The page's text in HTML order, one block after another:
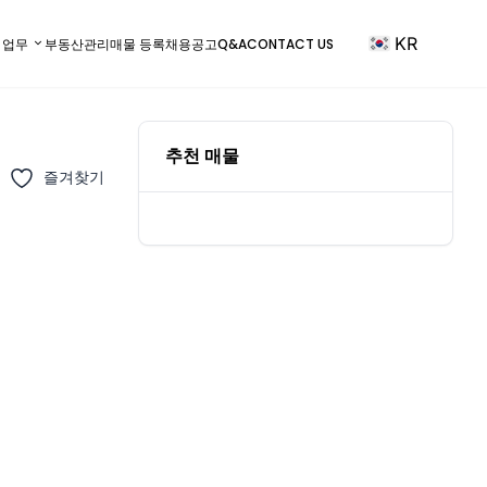
무 부동산관리매물 등록채용공고Q&ACONTACT US KR
즐겨찾기
추천 매물